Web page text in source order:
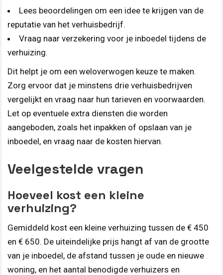
Lees beoordelingen om een idee te krijgen van de
reputatie van het verhuisbedrijf.
Vraag naar verzekering voor je inboedel tijdens de
verhuizing.
Dit helpt je om een weloverwogen keuze te maken.
Zorg ervoor dat je minstens drie verhuisbedrijven
vergelijkt en vraag naar hun tarieven en voorwaarden.
Let op eventuele extra diensten die worden
aangeboden, zoals het inpakken of opslaan van je
inboedel, en vraag naar de kosten hiervan.
Veelgestelde vragen
Hoeveel kost een kleine
verhuizing?
Gemiddeld kost een kleine verhuizing tussen de € 450
en € 650. De uiteindelijke prijs hangt af van de grootte
van je inboedel, de afstand tussen je oude en nieuwe
woning, en het aantal benodigde verhuizers en